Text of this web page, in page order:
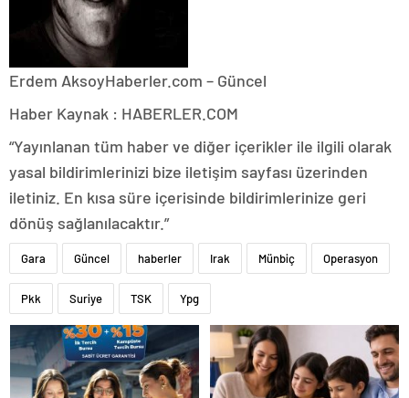
Erdem AksoyHaberler.com – Güncel
Haber Kaynak : HABERLER.COM
“Yayınlanan tüm haber ve diğer içerikler ile ilgili olarak
yasal bildirimlerinizi bize iletişim sayfası üzerinden
iletiniz. En kısa süre içerisinde bildirimlerinize geri
dönüş sağlanılacaktır.”
Gara Güncel haberler Irak Münbiç Operasyon
Pkk Suriye TSK Ypg